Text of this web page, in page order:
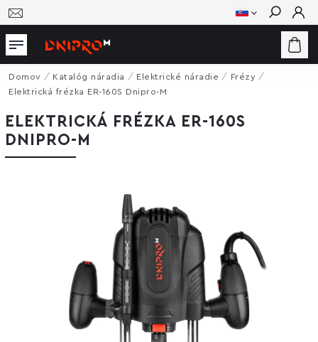
Hľadať
Domov / Katalóg náradia / Elektrické náradie / Frézy /
Elektrická frézka ER-160S Dnipro-M
ELEKTRICKÁ FRÉZKA ER-160S
DNIPRO-M